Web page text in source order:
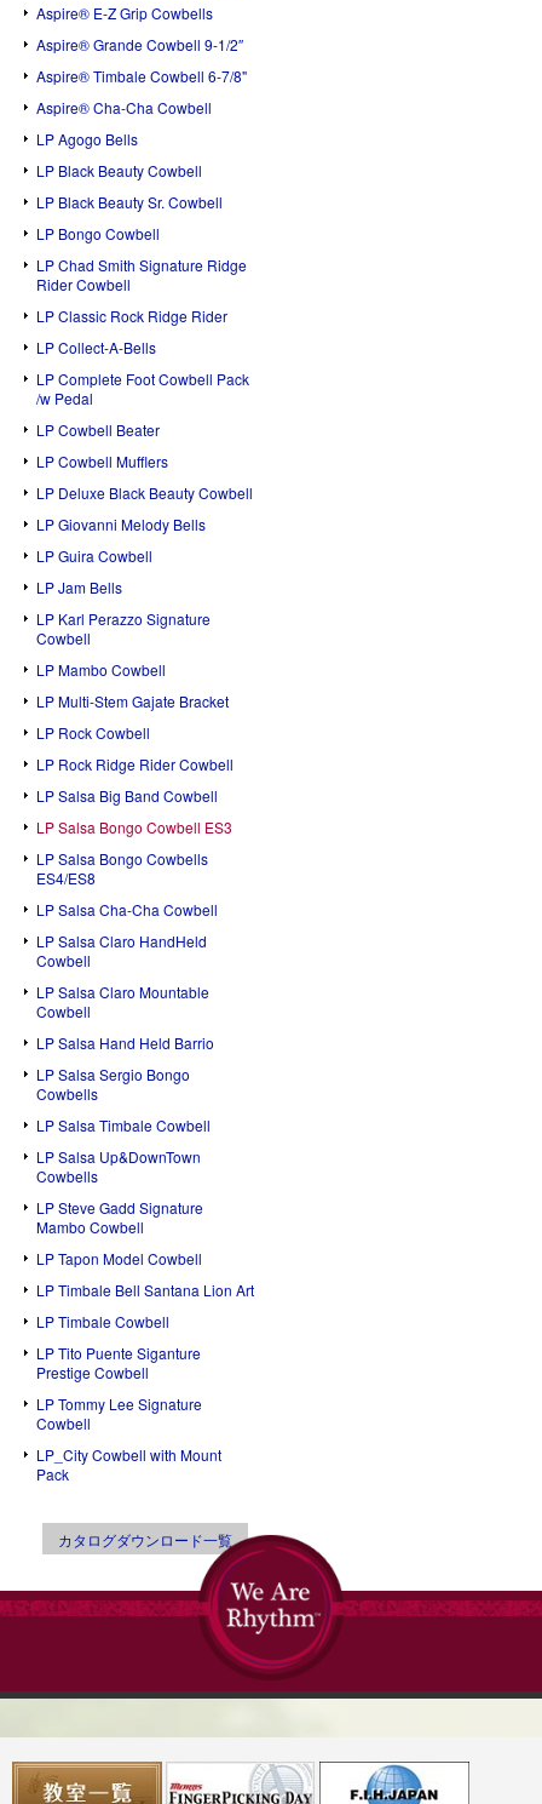
Aspire® E-Z Grip Cowbells
Aspire® Grande Cowbell 9-1/2″
Aspire® Timbale Cowbell 6-7/8"
Aspire® Cha-Cha Cowbell
LP Agogo Bells
LP Black Beauty Cowbell
LP Black Beauty Sr. Cowbell
LP Bongo Cowbell
LP Chad Smith Signature Ridge
Rider Cowbell
LP Classic Rock Ridge Rider
LP Collect-A-Bells
LP Complete Foot Cowbell Pack
/w Pedal
LP Cowbell Beater
LP Cowbell Mufflers
LP Deluxe Black Beauty Cowbell
LP Giovanni Melody Bells
LP Guira Cowbell
LP Jam Bells
LP Karl Perazzo Signature
Cowbell
LP Mambo Cowbell
LP Multi-Stem Gajate Bracket
LP Rock Cowbell
LP Rock Ridge Rider Cowbell
LP Salsa Big Band Cowbell
LP Salsa Bongo Cowbell ES3
LP Salsa Bongo Cowbells
ES4/ES8
LP Salsa Cha-Cha Cowbell
LP Salsa Claro HandHeld
Cowbell
LP Salsa Claro Mountable
Cowbell
LP Salsa Hand Held Barrio
LP Salsa Sergio Bongo
Cowbells
LP Salsa Timbale Cowbell
LP Salsa Up&DownTown
Cowbells
LP Steve Gadd Signature
Mambo Cowbell
LP Tapon Model Cowbell
LP Timbale Bell Santana Lion Art
LP Timbale Cowbell
LP Tito Puente Siganture
Prestige Cowbell
LP Tommy Lee Signature
Cowbell
LP_City Cowbell with Mount
Pack
カタログダウンロード一覧